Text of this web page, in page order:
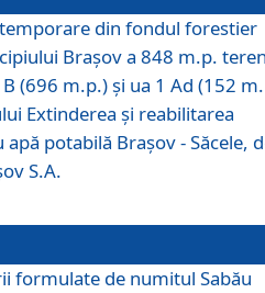
din fondul forestier
Braşov a 848 m.p.
(696 m.p.) şi ua 1 Ad (152
Extinderea şi reabilitarea
potabilă Braşov - Săcele,
S.A.
formulate de numitul Sabău